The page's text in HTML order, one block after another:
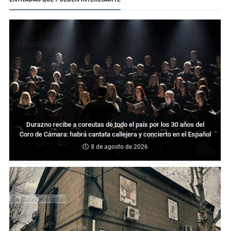
Durazno recibe a coreutas de todo el país por los 30 años del
Coro de Cámara: habrá cantata callejera y concierto en el Español
8 de agosto de 2026